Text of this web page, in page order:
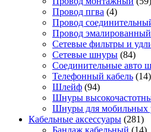
Провод пгва (4)
Провод
Провод эмалированный
Сетевые фильтры и
Сетевые шнуры (84)
Соединительные авто
Телефонный кабель (14)
Шлейф (94)
Шнуры
Шнуры для мобильных
Кабельные аксессуары (281)
Бандаж кабельный (14)